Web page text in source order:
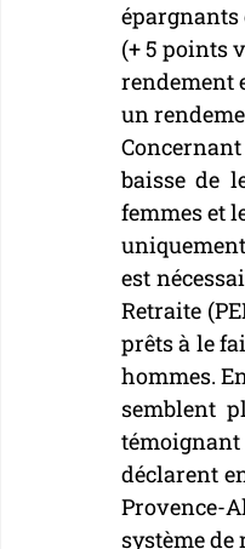
épargnants
(+ 5 points
rendement
un
baisse de
femmes et
est
Retraite
prêts à le
hommes.
semblent
témoignant
déclarent
Provence-
système